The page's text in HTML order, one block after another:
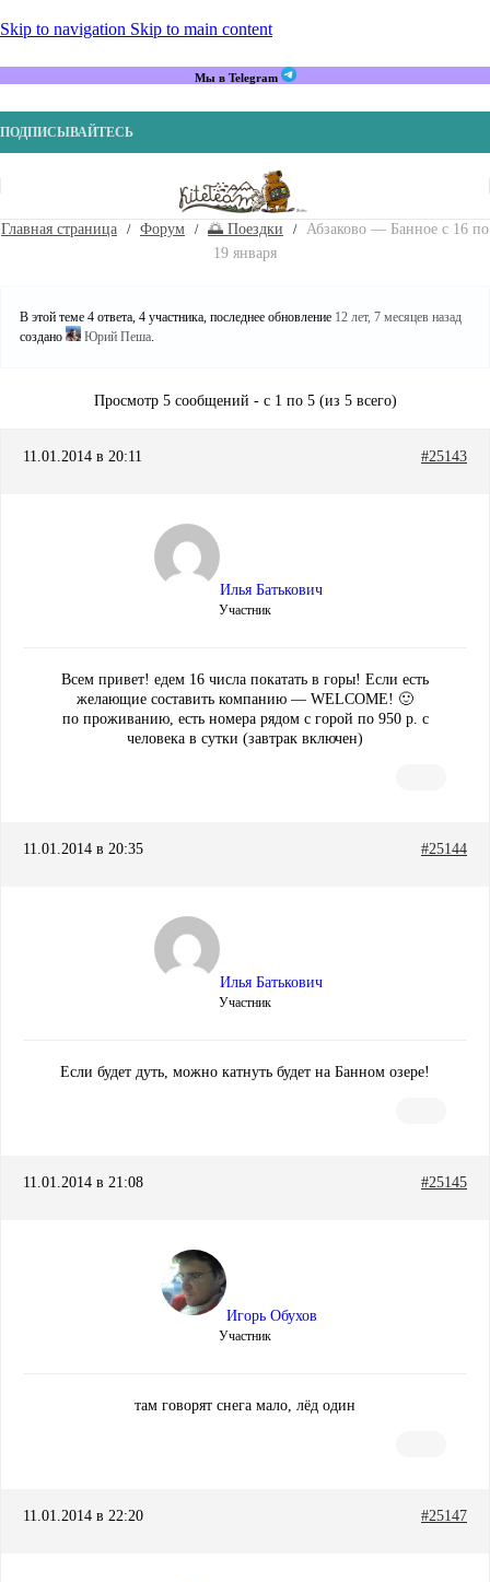
Skip to navigation Skip to main content
Мы в Telegram
ПОДПИСЫВАЙТЕСЬ
Главная страница Форум 🌅 Поездки
Абзаково — Банное с 16 по
19 января
В этой теме 4 ответа, 4 участника, последнее обновление 12 лет, 7 месяцев назад
создано
Юрий Пеша.
Просмотр 5 сообщений - с 1 по 5 (из 5 всего)
11.01.2014 в 20:11 #25143
Илья Батькович
Участник
Всем привет! едем 16 числа покатать в горы! Если есть
желающие составить компанию — WELCOME! 🙂
по проживанию, есть номера рядом с горой по 950 р. с
человека в сутки (завтрак включен)
11.01.2014 в 20:35 #25144
Илья Батькович
Участник
Если будет дуть, можно катнуть будет на Банном озере!
11.01.2014 в 21:08 #25145
Игорь Обухов
Участник
там говорят снега мало, лёд один
11.01.2014 в 22:20 #25147